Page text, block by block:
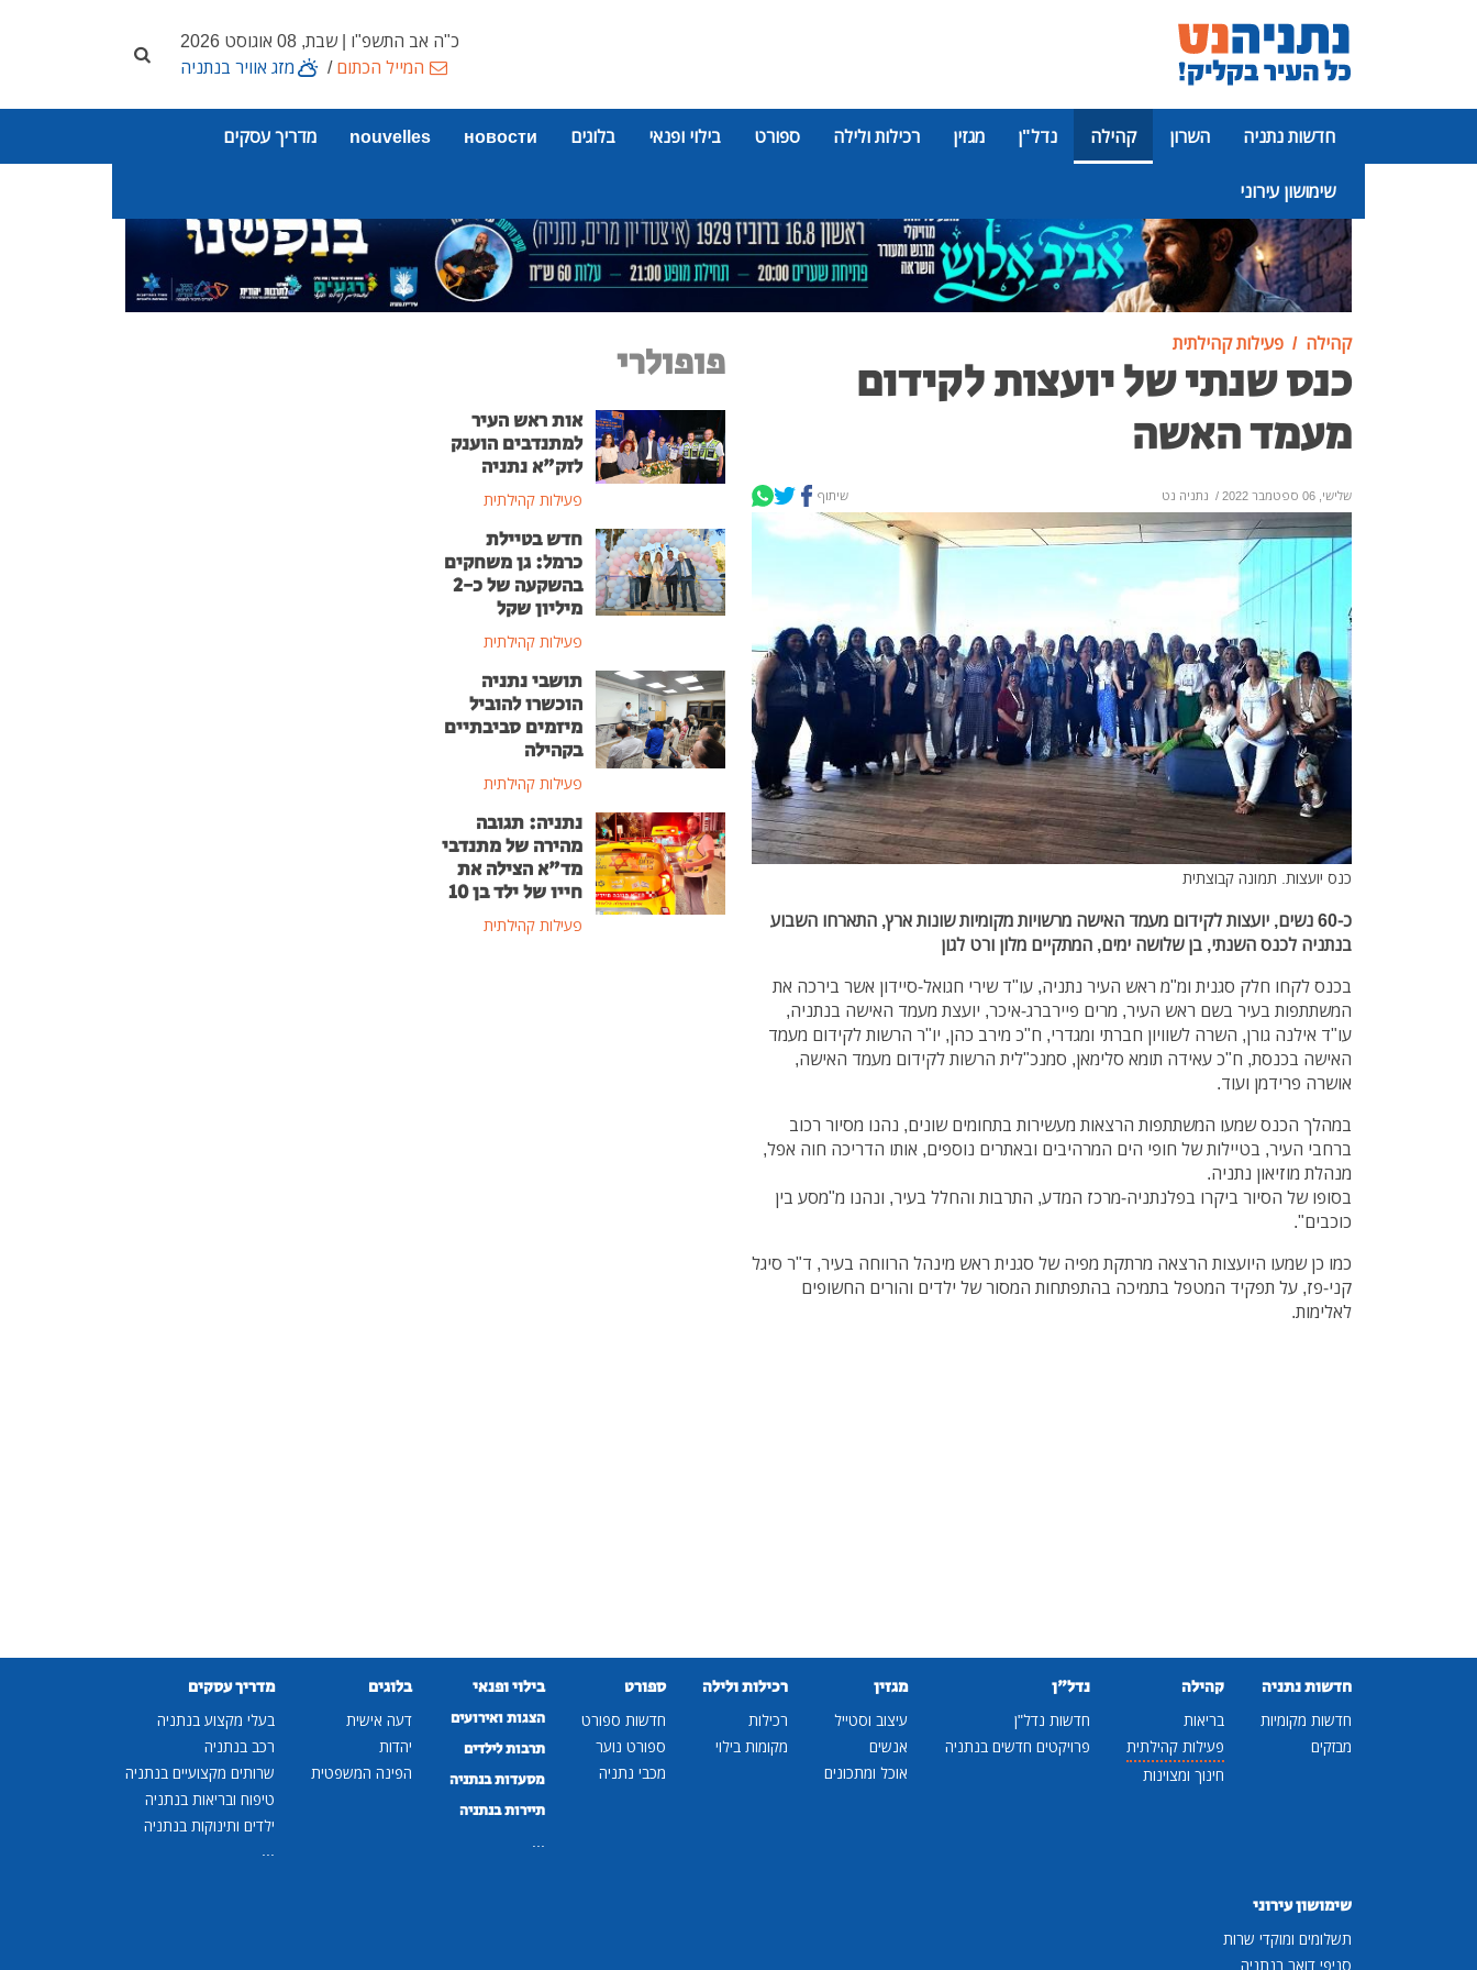
כ"ה אב התשפ"ו | שבת, 08 אוגוסט 2026
המייל הכתום/ מזג אוויר בנתניה
חדשות נתניה השרון קהילה נדל"ן מגזין רכילות ולילה ספורט בילוי ופנאי בלוגים новости
nouvelles מדריך עסקים
שימושון עירוני
פרסומת
קהילה פעילות קהילתית
כנס שנתי של יועצות לקידום
מעמד האשה
שלישי, 06 ספטמבר 2022 / נתניה נט שיתוף
כנס יועצות. תמונה קבוצתית
כ-60 נשים, יועצות לקידום מעמד האישה מרשויות מקומיות שונות ארץ, התארחו השבוע
בנתניה לכנס השנתי, בן שלושה ימים, המתקיים מלון ורט לגון
בכנס לקחו חלק סגנית ומ"מ ראש העיר נתניה, עו"ד שירי חגואל-סיידון אשר בירכה את
המשתתפות בעיר בשם ראש העיר, מרים פיירברג-איכר, יועצת מעמד האישה בנתניה,
עו"ד אילנה גורן, השרה לשוויון חברתי ומגדרי, ח"כ מירב כהן, יו"ר הרשות לקידום מעמד
האישה בכנסת, ח"כ עאידה תומא סלימאן, סמנכ"לית הרשות לקידום מעמד האישה,
אושרה פרידמן ועוד.
במהלך הכנס שמעו המשתתפות הרצאות מעשירות בתחומים שונים, נהנו מסיור רכוב
ברחבי העיר, בטיילות של חופי הים המרהיבים ובאתרים נוספים, אותו הדריכה חוה אפל,
מנהלת מוזיאון נתניה.
בסופו של הסיור ביקרו בפלנתניה-מרכז המדע, התרבות והחלל בעיר, ונהנו מ"מסע בין
כוכבים".
כמו כן שמעו היועצות הרצאה מרתקת מפיה של סגנית ראש מינהל הרווחה בעיר, ד"ר סיגל
קני-פז, על תפקיד המטפל בתמיכה בהתפתחות המסור של ילדים והורים החשופים
לאלימות.
פופולרי
אות ראש העיר
למתנדבים הוענק
לזק"א נתניה
פעילות קהילתית
חדש בטיילת
כרמל: גן משחקים
בהשקעה של כ-2
מיליון שקל
פעילות קהילתית
תושבי נתניה
הוכשרו להוביל
מיזמים סביבתיים
בקהילה
פעילות קהילתית
נתניה: תגובה
מהירה של מתנדבי
מד"א הצילה את
חייו של ילד בן 10
פעילות קהילתית
חדשות נתניה
חדשות מקומיות
מבזקים
קהילה
בריאות
פעילות קהילתית
חינוך ומצוינות
נדל"ן
חדשות נדל"ן
פרויקטים חדשים בנתניה
מגזין
עיצוב וסטייל
אנשים
אוכל ומתכונים
רכילות ולילה
רכילות
מקומות בילוי
ספורט
חדשות ספורט
ספורט נוער
מכבי נתניה
בילוי ופנאי
הצגות ואירועים
תרבות לילדים
מסעדות בנתניה
תיירות בנתניה
...
בלוגים
דעה אישית
יהדות
הפינה המשפטית
מדריך עסקים
בעלי מקצוע בנתניה
רכב בנתניה
שרותים מקצועיים בנתניה
טיפוח ובריאות בנתניה
ילדים ותינוקות בנתניה
...
שימושון עירוני
תשלומים ומוקדי שרות
סניפי דואר בנתניה